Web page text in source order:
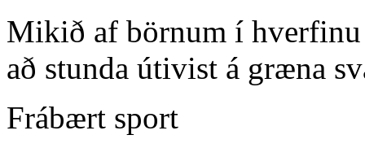
Mikið af börnum í
að stunda útivist á græna
Frábært sport